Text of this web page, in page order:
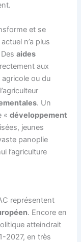
et se
n’a plus
Desaides
aux
ou du
. Un
«développement
jeunes
panoplie
l’agriculture
représentent
. Encore en
atteindrait
2027, en très